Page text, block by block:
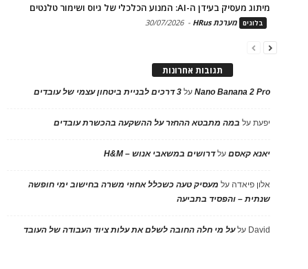
מיתוג מעסיק בעידן ה-AI: המנוע הכלכלי של גיוס ושימור טלנטים
בלוגים מערכת HRus -
30/07/2026
תגובות אחרונות
Nano Banana 2 Proעל 3 דרכים לבניית ביטחון עצמי של עובדים
יפעתעל במה מתבטא ההחזר על ההשקעה בהכשרת עובדים
יאנא קאסםעלדרושים במשאבי אנוש – H&M
אלון פיאדה על מעסיק טעה כשכלל אחוזי משרה בחישוב ימי חופשה
שנתית – והפסיד בתביעה
David עלעל מי חלה החובה לשלם את עלות ציוד העבודה של העובד